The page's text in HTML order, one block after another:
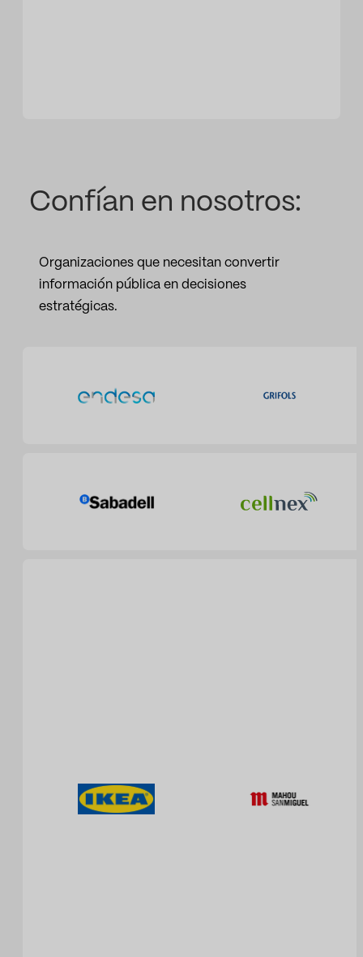
Confían en nosotros:
Organizaciones que necesitan convertir
información pública en decisiones
estratégicas.